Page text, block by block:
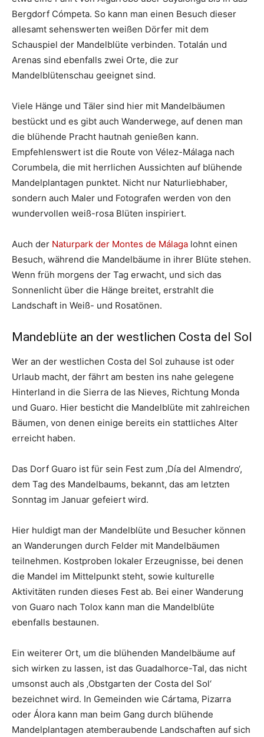
Bergdorf Cómpeta. So kann man einen Besuch dieser
allesamt sehenswerten weißen Dörfer mit dem
Schauspiel der Mandelblüte verbinden. Totalán und
Arenas sind ebenfalls zwei Orte, die zur
Mandelblütenschau geeignet sind.
Viele Hänge und Täler sind hier mit Mandelbäumen
bestückt und es gibt auch Wanderwege, auf denen man
die blühende Pracht hautnah genießen kann.
Empfehlenswert ist die Route von Vélez-Málaga nach
Corumbela, die mit herrlichen Aussichten auf blühende
Mandelplantagen punktet. Nicht nur Naturliebhaber,
sondern auch Maler und Fotografen werden von den
wundervollen weiß-rosa Blüten inspiriert.
Auch der Naturpark der Montes de Málaga lohnt einen
Besuch, während die Mandelbäume in ihrer Blüte stehen.
Wenn früh morgens der Tag erwacht, und sich das
Sonnenlicht über die Hänge breitet, erstrahlt die
Landschaft in Weiß- und Rosatönen.
Mandeblüte an der westlichen Costa del Sol
Wer an der westlichen Costa del Sol zuhause ist oder
Urlaub macht, der fährt am besten ins nahe gelegene
Hinterland in die Sierra de las Nieves, Richtung Monda
und Guaro. Hier besticht die Mandelblüte mit zahlreichen
Bäumen, von denen einige bereits ein stattliches Alter
erreicht haben.
Das Dorf Guaro ist für sein Fest zum ‚Día del Almendro‘,
dem Tag des Mandelbaums, bekannt, das am letzten
Sonntag im Januar gefeiert wird.
Hier huldigt man der Mandelblüte und Besucher können
an Wanderungen durch Felder mit Mandelbäumen
teilnehmen. Kostproben lokaler Erzeugnisse, bei denen
die Mandel im Mittelpunkt steht, sowie kulturelle
Aktivitäten runden dieses Fest ab. Bei einer Wanderung
von Guaro nach Tolox kann man die Mandelblüte
ebenfalls bestaunen.
Ein weiterer Ort, um die blühenden Mandelbäume auf
sich wirken zu lassen, ist das Guadalhorce-Tal, das nicht
umsonst auch als ‚Obstgarten der Costa del Sol‘
bezeichnet wird. In Gemeinden wie Cártama, Pizarra
oder Álora kann man beim Gang durch blühende
Mandelplantagen atemberaubende Landschaften auf sich